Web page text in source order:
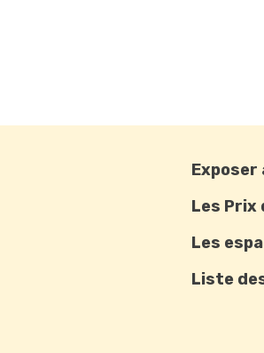
Exposer
Les Prix
Les
Liste